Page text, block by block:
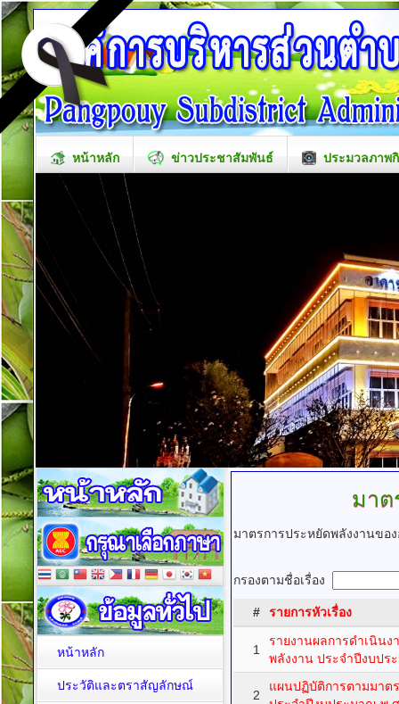
หน้าหลัก ข่าวประชาสัมพันธ์ ประมวลภาพ
มาต
มาตรการประหยัดพลังงานของ
กรองตามชื่อเรื่อง
# รายการหัวเรื่อง
1
รายงานผลการดำเนิน
พลังงาน ประจำปีงบปร
2
แผนปฏิบัติการตามมาต
หน้าหลัก
ประวัติและตราสัญลักษณ์